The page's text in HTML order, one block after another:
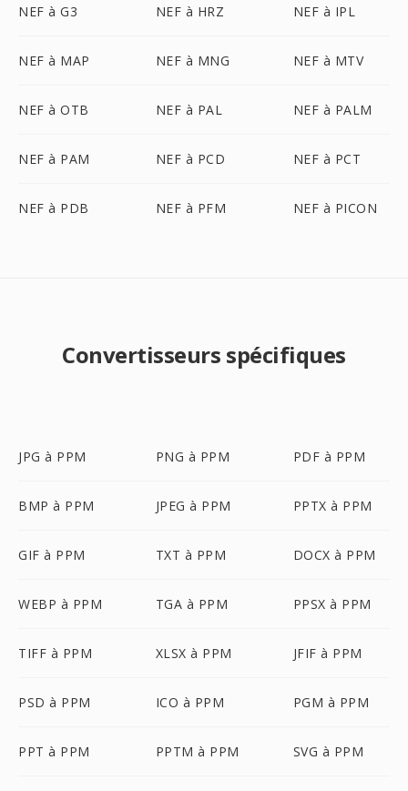
NEF à G3 NEF à HRZ NEF à IPL
NEF à MAP NEF à MNG NEF à MTV
NEF à OTB NEF à PAL NEF à PALM
NEF à PAM NEF à PCD NEF à PCT
NEF à PDB NEF à PFM NEF à PICON
Convertisseurs spécifiques
JPG à PPM PNG à PPM PDF à PPM
BMP à PPM JPEG à PPM PPTX à PPM
GIF à PPM TXT à PPM DOCX à PPM
WEBP à PPM TGA à PPM PPSX à PPM
TIFF à PPM XLSX à PPM JFIF à PPM
PSD à PPM ICO à PPM PGM à PPM
PPT à PPM PPTM à PPM SVG à PPM